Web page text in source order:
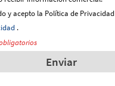
y acepto la Política de Privacidad
.
Enviar